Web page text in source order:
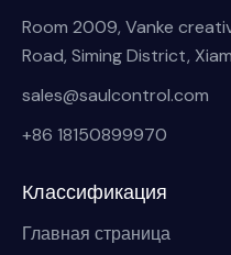
Room 2009, Vanke
Road, Siming District,
sales@saulcontrol.com
+86 18150899970
Классификация
Главная страница